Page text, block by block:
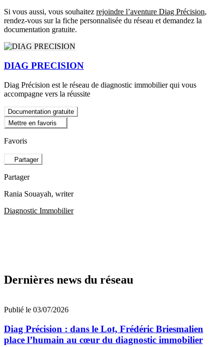
Si vous aussi, vous souhaitez rejoindre l’aventure Diag Précision,
rendez-vous sur la fiche personnalisée du réseau et demandez la
documentation gratuite.
DIAG PRECISION
Diag Précision est le réseau de diagnostic immobilier qui vous
accompagne vers la réussite
Documentation gratuite
Mettre en favoris
Favoris
Partager
Partager
Rania Souayah, writer
Diagnostic Immobilier
Dernières news du réseau
Publié le 03/07/2026
Diag Précision : dans le Lot, Frédéric Briesmalien
place l’humain au cœur du diagnostic immobilier